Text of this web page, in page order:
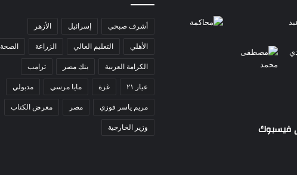
فيسبوك
أشرف صبحي إسرائيل الأزهر
الأهلي التعليم العالي الزراعة الصحة
الكرامة العربية بنك مصر ترامب
عيار ٢١ غزة مايا مرسي مدبولي
مريم ياسر فوزي مصر معرض الكتاب
وزير الخارجية